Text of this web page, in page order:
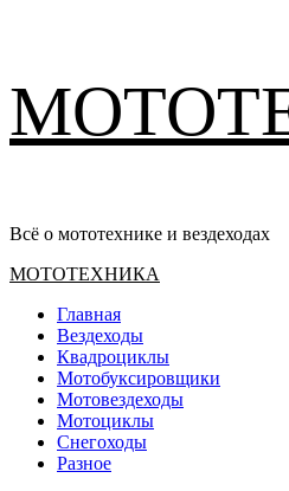
содержимому
Всё о мототехнике и вездеходах
Основное
МОТОТЕХНИКА
Главная
Вездеходы
Квадроциклы
Мотобуксировщики
Мотовездеходы
Мотоциклы
Снегоходы
Разное